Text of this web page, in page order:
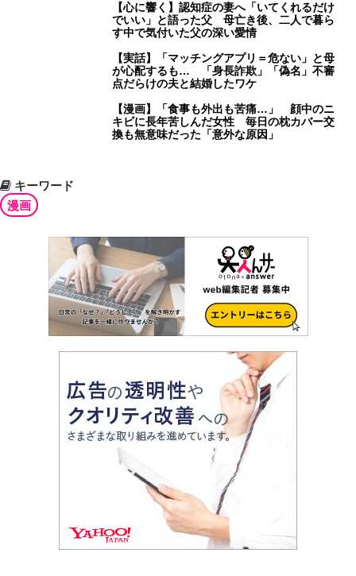
【心に響く】認知症の妻へ「いてくれるだけ
でいい」と語った父 母亡き後、二人で暮ら
す中で気付いた父の深い愛情
【実話】「マッチングアプリ＝危ない」と母
が心配するも… 「身長詐欺」「偽名」不審
点だらけの夫と結婚したワケ
【漫画】「食事も外出も苦痛…」 顔中のニ
キビに長年苦しんだ女性 毎日の枕カバー交
換も無意味だった「意外な原因」
キーワード
漫画